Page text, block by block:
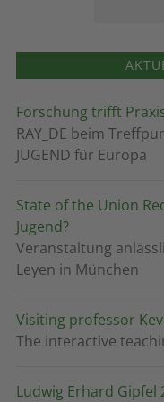
Forschung trifft
RAY_DE beim
JUGEND für Europa
State of the Union
Jugend?
Veranstaltung
Leyen in München
Visiting professor
The interactive
Ludwig Erhard Gipfel